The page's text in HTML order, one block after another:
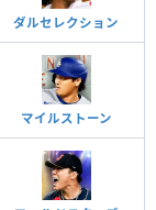
ダルセレクション
マイルストーン